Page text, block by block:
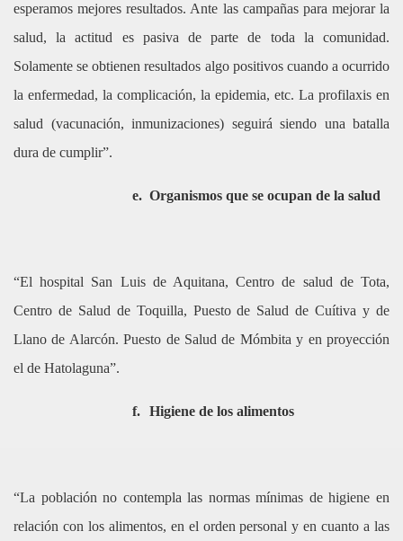
esperamos mejores resultados. Ante las campañas para mejorar la
salud, la actitud es pasiva de parte de toda la comunidad.
Solamente se obtienen resultados algo positivos cuando a ocurrido
la enfermedad, la complicación, la epidemia, etc. La profilaxis en
salud (vacunación, inmunizaciones) seguirá siendo una batalla
dura de cumplir”.
e. Organismos que se ocupan de la salud
“El hospital San Luis de Aquitana, Centro de salud de Tota,
Centro de Salud de Toquilla, Puesto de Salud de Cuítiva y de
Llano de Alarcón. Puesto de Salud de Mómbita y en proyección
el de Hatolaguna”.
f. Higiene de los alimentos
“La población no contempla las normas mínimas de higiene en
relación con los alimentos, en el orden personal y en cuanto a las